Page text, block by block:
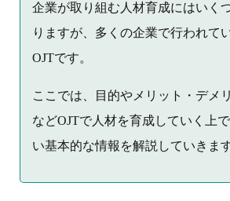
企業が取り組む人材育成にはいく
りますが、多くの企業で行われて
OJTです。
ここでは、目的やメリット・デメ
などOJTで人材を育成していく上
い基本的な情報を解説していきます